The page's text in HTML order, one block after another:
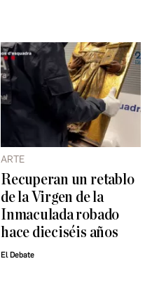
ARTE
Recuperan un retablo
de la Virgen de la
Inmaculada robado
hace dieciséis años
El Debate